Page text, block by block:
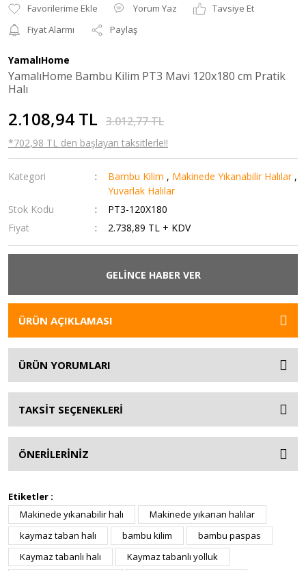
Yorum Yaz
Tavsiye Et
Fiyat Alarmı
Paylaş
YamalıHome
YamalıHome Bambu Kilim PT3 Mavi 120x180 cm Pratik
Halı
2.108,94 TL 3.012,77 TL
*702,98 TL den başlayan taksitlerle!!
Kategori Bambu Kilim , Makinede Yıkanabilir Halılar ,
Yuvarlak Halılar
Stok Kodu
PT3-120X180
Fiyat
2.738,89 TL + KDV
GELİNCE HABER VER
ÜRÜN AÇIKLAMASI
ÜRÜN YORUMLARI
TAKSİT SEÇENEKLERİ
ÖNERİLERİNİZ
Etiketler :
Makinede yıkanabilir halı
Makinede yıkanan halılar
kaymaz taban halı
bambu kilim
bambu paspas
Kaymaz tabanlı halı
Kaymaz tabanlı yolluk